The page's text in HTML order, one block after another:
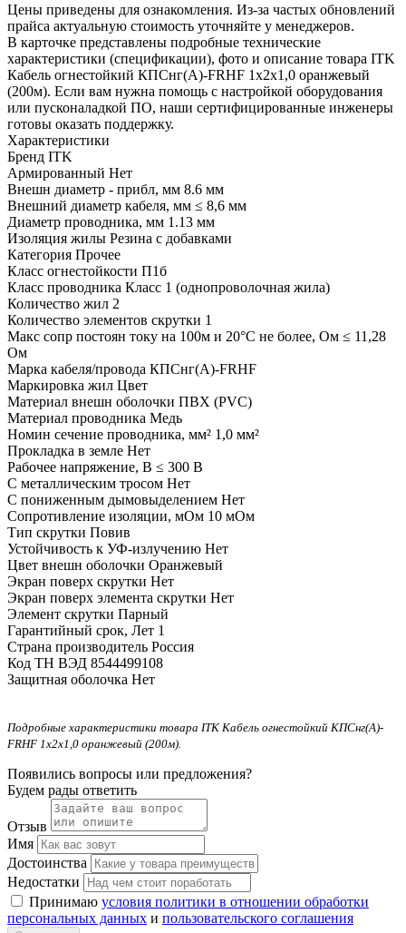
Цены приведены для ознакомления. Из‑за частых обновлений
прайса актуальную стоимость уточняйте у менеджеров.
В карточке представлены подробные технические
характеристики (спецификации), фото и описание товара ITK
Кабель огнестойкий КПСнг(А)-FRHF 1х2х1,0 оранжевый
(200м). Если вам нужна помощь с настройкой оборудования
или пусконаладкой ПО, наши сертифицированные инженеры
готовы оказать поддержку.
Характеристики
Бренд ITK
Армированный Нет
Внешн диаметр - прибл, мм 8.6 мм
Внешний диаметр кабеля, мм ≤ 8,6 мм
Диаметр проводника, мм 1.13 мм
Изоляция жилы Резина с добавками
Категория Прочее
Класс огнестойкости П1б
Класс проводника Класс 1 (однопроволочная жила)
Количество жил 2
Количество элементов скрутки 1
Макс сопр постоян току на 100м и 20°С не более, Ом ≤ 11,28
Ом
Марка кабеля/провода КПСнг(А)-FRHF
Маркировка жил Цвет
Материал внешн оболочки ПВХ (PVC)
Материал проводника Медь
Номин сечение проводника, мм² 1,0 мм²
Прокладка в земле Нет
Рабочее напряжение, В ≤ 300 В
С металлическим тросом Нет
С пониженным дымовыделением Нет
Сопротивление изоляции, мОм 10 мОм
Тип скрутки Повив
Устойчивость к УФ-излучению Нет
Цвет внешн оболочки Оранжевый
Экран поверх скрутки Нет
Экран поверх элемента скрутки Нет
Элемент скрутки Парный
Гарантийный срок, Лет 1
Страна производитель Россия
Код ТН ВЭД 8544499108
Защитная оболочка Нет
Подробные характеристики товара ITK Кабель огнестойкий КПСнг(А)-
FRHF 1х2х1,0 оранжевый (200м).
Появились вопросы или предложения?
Будем рады ответить
Отзыв
Имя
Достоинства
Недостатки
Принимаю условия политики в отношении обработки
персональных данных и пользовательского соглашения